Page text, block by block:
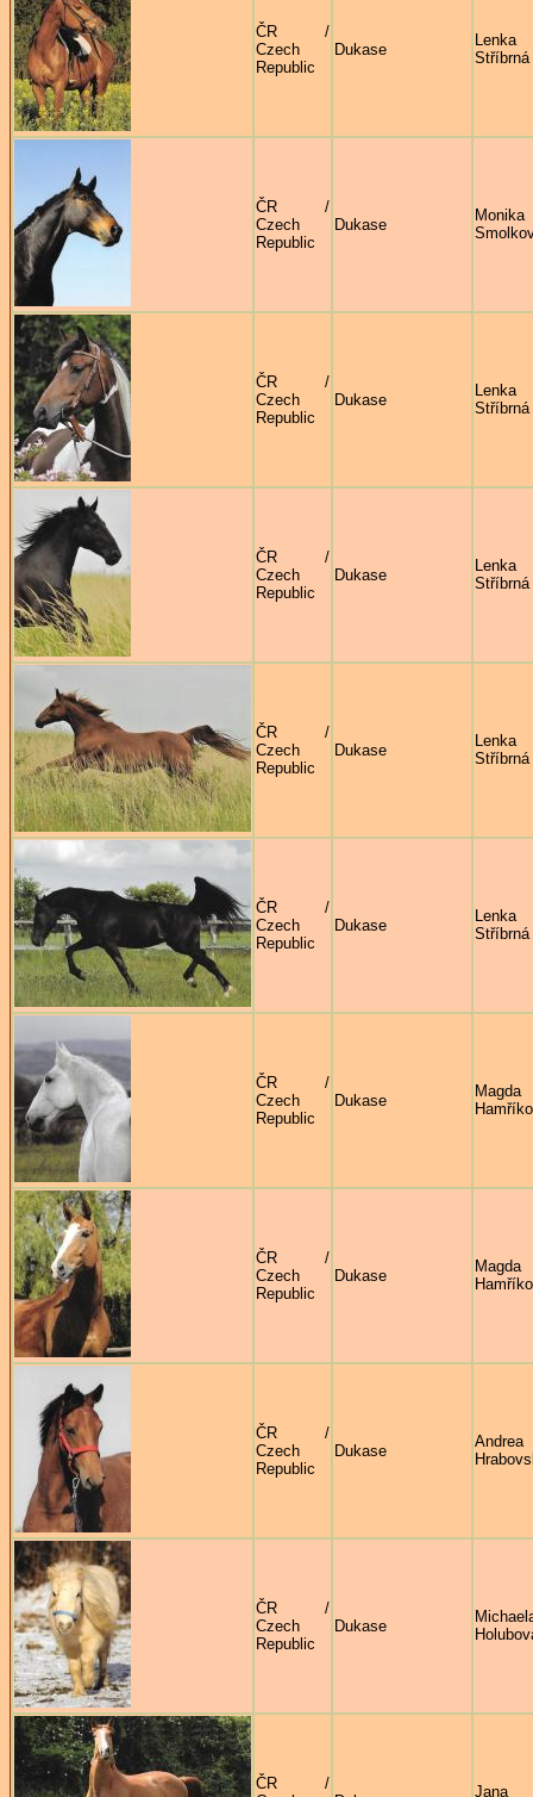
ČR /
Czech
Republic
Dukase
Lenka
Stříbrná
ČR /
Czech
Republic
Dukase
Monika
ČR /
Czech
Republic
Dukase
Lenka
Stříbrná
ČR /
Czech
Republic
Dukase
Lenka
Stříbrná
ČR /
Czech
Republic
Dukase
Lenka
Stříbrná
ČR /
Czech
Republic
Dukase
Lenka
Stříbrná
ČR /
Czech
Republic
Dukase
Magda
ČR /
Czech
Republic
Dukase
Magda
ČR /
Czech
Republic
Dukase
Andrea
ČR /
Czech
Republic
Dukase
ČR /
Jana